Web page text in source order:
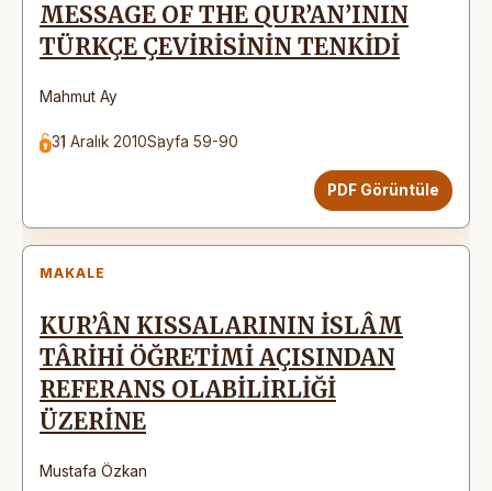
MESSAGE OF THE QUR’AN’ININ
TÜRKÇE ÇEVİRİSİNİN TENKİDİ
Mahmut Ay
31 Aralık 2010Sayfa 59-90
PDF Görüntüle
MAKALE
KUR’ÂN KISSALARININ İSLÂM
TÂRİHİ ÖĞRETİMİ AÇISINDAN
REFERANS OLABİLİRLİĞİ
ÜZERİNE
Mustafa Özkan